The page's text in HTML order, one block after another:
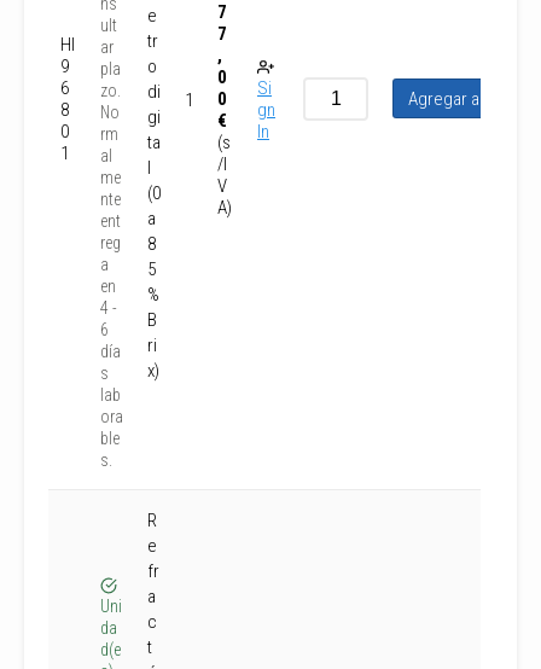
HI
9
6
8
0
1
ult
ar
pla
zo.
No
rm
al
me
nte
ent
reg
a
en
4 -
6
día
s
lab
ora
ble
s.
e
tr
o
di
gi
ta
l
(0
a
8
5
%
B
ri
x)
1
7
7
,
0
0
€
(s
/I
V
A)
Si
gn
In
Agregar al carrito
Uni
da
d(e
R
e
fr
a
c
t